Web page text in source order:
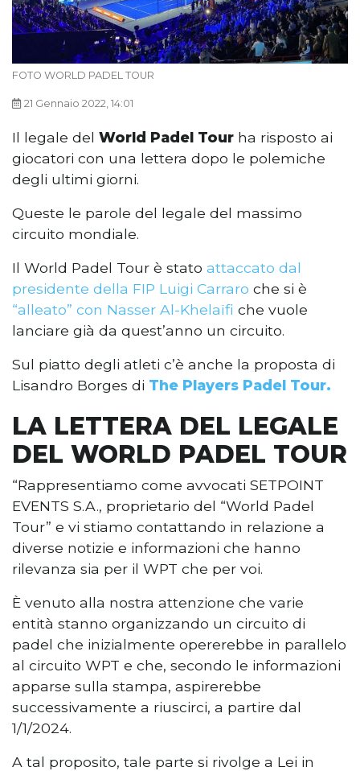
FOTO WORLD PADEL TOUR
21 Gennaio 2022, 14:01
Il legale del World Padel Tour ha risposto ai
giocatori con una lettera dopo le polemiche
degli ultimi giorni.
Queste le parole del legale del massimo
circuito mondiale.
Il World Padel Tour è stato attaccato dal
presidente della FIP Luigi Carraro che si è
“alleato” con Nasser Al-Khelaïfi che vuole
lanciare già da quest’anno un circuito.
Sul piatto degli atleti c’è anche la proposta di
Lisandro Borges di The Players Padel Tour.
LA LETTERA DEL LEGALE
DEL WORLD PADEL TOUR
“Rappresentiamo come avvocati SETPOINT
EVENTS S.A., proprietario del “World Padel
Tour” e vi stiamo contattando in relazione a
diverse notizie e informazioni che hanno
rilevanza sia per il WPT che per voi.
È venuto alla nostra attenzione che varie
entità stanno organizzando un circuito di
padel che inizialmente opererebbe in parallelo
al circuito WPT e che, secondo le informazioni
apparse sulla stampa, aspirerebbe
successivamente a riuscirci, a partire dal
1/1/2024.
A tal proposito, tale parte si rivolge a Lei in